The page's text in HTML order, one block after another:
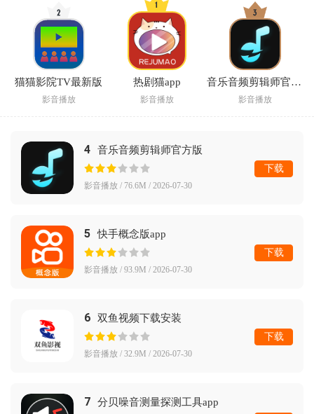
猫猫影院TV最新版
影音播放
热剧猫app
影音播放
音乐音频剪辑师官方版
影音播放
4 音乐音频剪辑师官方版
影音播放 / 76.6M / 2026-07-30
下载
5 快手概念版app
影音播放 / 93.9M / 2026-07-30
下载
6 双鱼视频下载安装
影音播放 / 32.9M / 2026-07-30
下载
7 分贝噪音测量探测工具app